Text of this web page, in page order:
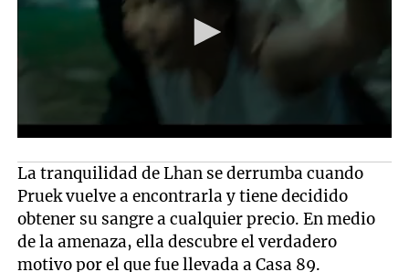
La tranquilidad de Lhan se derrumba cuando
Pruek vuelve a encontrarla y tiene decidido
obtener su sangre a cualquier precio. En medio
de la amenaza, ella descubre el verdadero
motivo por el que fue llevada a Casa 89.